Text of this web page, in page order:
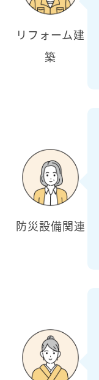
リフォーム建
築
防災設備関連